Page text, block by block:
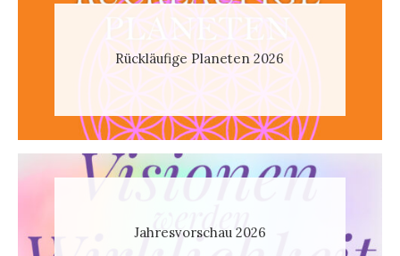
Rückläufige Planeten 2026
Jahresvorschau 2026